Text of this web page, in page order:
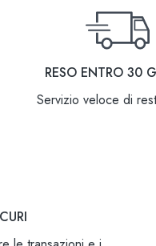
RESO ENTRO 30
Servizio veloce di